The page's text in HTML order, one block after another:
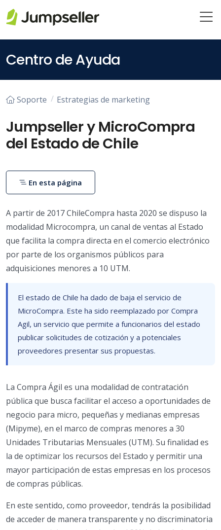
Centro de Ayuda
Soporte Estrategias de marketing
Jumpseller y MicroCompra
del Estado de Chile
A partir de 2017 ChileCompra hasta 2020 se dispuso la
modalidad Microcompra, un canal de ventas al Estado
que facilita la compra directa en el comercio electrónico
por parte de los organismos públicos para
adquisiciones menores a 10 UTM.
El estado de Chile ha dado de baja el servicio de
MicroCompra. Este ha sido reemplazado por Compra
Agil, un servicio que permite a funcionarios del estado
publicar solicitudes de cotización y a potenciales
proveedores presentar sus propuestas.
La Compra Ágil es una modalidad de contratación
pública que busca facilitar el acceso a oportunidades de
negocio para micro, pequeñas y medianas empresas
(Mipyme), en el marco de compras menores a 30
Unidades Tributarias Mensuales (UTM). Su finalidad es
la de optimizar los recursos del Estado y permitir una
mayor participación de estas empresas en los procesos
de compras públicas.
En este sentido, como proveedor, tendrás la posibilidad
de acceder de manera transparente y no discriminatoria
En esta página